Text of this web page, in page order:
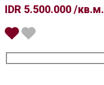
IDR 5.500.000 /кв.м.